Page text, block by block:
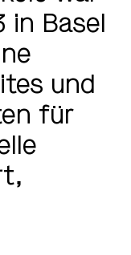
in Basel
und
für